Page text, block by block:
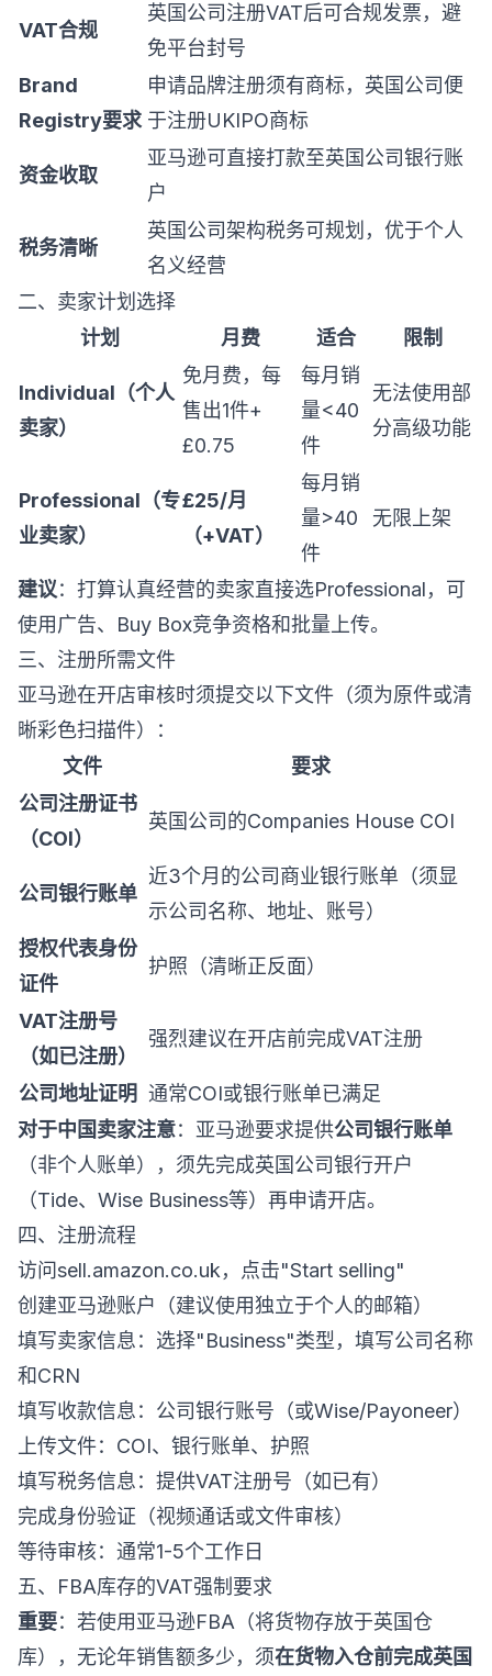
VAT合规
英国公司注册VAT后可合规发票，避
免平台封号
Brand
Registry要求
申请品牌注册须有商标，英国公司便
于注册UKIPO商标
资金收取
亚马逊可直接打款至英国公司银行账
户
税务清晰
英国公司架构税务可规划，优于个人
名义经营
二、卖家计划选择
计划
月费 适合 限制
Individual（个人
卖家）
免月费，每
售出1件+
£0.75
每月销
量<40
件
无法使用部
分高级功能
Professional（专
业卖家）
£25/月
（+VAT）
每月销
量>40
件
无限上架
建议：打算认真经营的卖家直接选Professional，可
使用广告、Buy Box竞争资格和批量上传。
三、注册所需文件
亚马逊在开店审核时须提交以下文件（须为原件或清
晰彩色扫描件）：
文件
要求
公司注册证书
（COI）
英国公司的Companies House COI
公司银行账单
近3个月的公司商业银行账单（须显
示公司名称、地址、账号）
授权代表身份
证件
护照（清晰正反面）
VAT注册号
（如已注册）
强烈建议在开店前完成VAT注册
公司地址证明 通常COI或银行账单已满足
对于中国卖家注意：亚马逊要求提供公司银行账单
（非个人账单），须先完成英国公司银行开户
（Tide、Wise Business等）再申请开店。
四、注册流程
访问sell.amazon.co.uk，点击"Start selling"
创建亚马逊账户（建议使用独立于个人的邮箱）
填写卖家信息：选择"Business"类型，填写公司名称
和CRN
填写收款信息：公司银行账号（或Wise/Payoneer）
上传文件：COI、银行账单、护照
填写税务信息：提供VAT注册号（如已有）
完成身份验证（视频通话或文件审核）
等待审核：通常1-5个工作日
五、FBA库存的VAT强制要求
重要：若使用亚马逊FBA（将货物存放于英国仓
库），无论年销售额多少，须在货物入仓前完成英国